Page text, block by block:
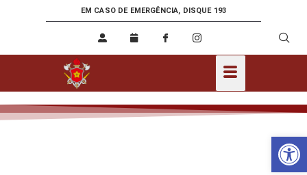
EM CASO DE EMERGÊNCIA, DISQUE 193